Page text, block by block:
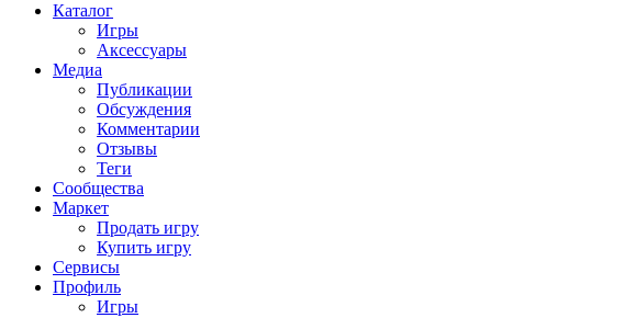
Каталог
Игры
Аксессуары
Медиа
Публикации
Обсуждения
Комментарии
Отзывы
Теги
Сообщества
Маркет
Продать игру
Купить игру
Сервисы
Профиль
Игры